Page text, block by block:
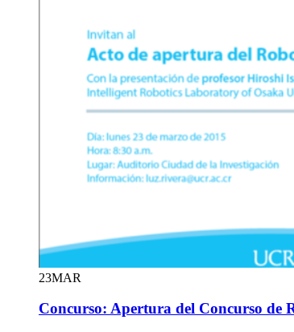
23MAR
Concurso: Apertura del Concurso